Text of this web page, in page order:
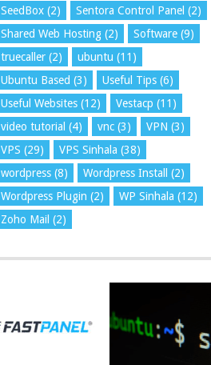
SeedBox (2) Sentora Control Panel (2)
Shared Web Hosting (2) Software (9)
truecaller (2) ubuntu (11)
Ubuntu Based (3) Useful Tips (6)
Useful Websites (12) Vestacp (11)
video tutorial (4) vnc (3) VPN (3)
VPS (29) VPS Sinhala (38)
wordpress (8) Wordpress Install
(2)
Wordpress Plugin (2) WP Sinhala (12)
Zoho Mail (2)